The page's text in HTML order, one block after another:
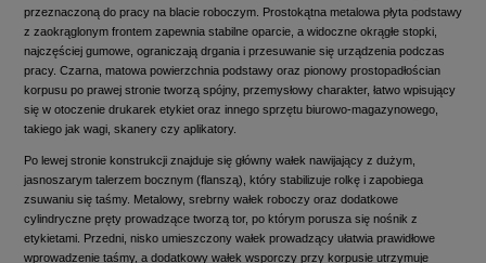
przeznaczoną do pracy na blacie roboczym. Prostokątna metalowa płyta podstawy
z zaokrąglonym frontem zapewnia stabilne oparcie, a widoczne okrągłe stopki,
najczęściej gumowe, ograniczają drgania i przesuwanie się urządzenia podczas
pracy. Czarna, matowa powierzchnia podstawy oraz pionowy prostopadłościan
korpusu po prawej stronie tworzą spójny, przemysłowy charakter, łatwo wpisujący
się w otoczenie drukarek etykiet oraz innego sprzętu biurowo-magazynowego,
takiego jak wagi, skanery czy aplikatory.
Po lewej stronie konstrukcji znajduje się główny wałek nawijający z dużym,
jasnoszarym talerzem bocznym (flanszą), który stabilizuje rolkę i zapobiega
zsuwaniu się taśmy. Metalowy, srebrny wałek roboczy oraz dodatkowe
cylindryczne pręty prowadzące tworzą tor, po którym porusza się nośnik z
etykietami. Przedni, nisko umieszczony wałek prowadzący ułatwia prawidłowe
wprowadzenie taśmy, a dodatkowy wałek wsporczy przy korpusie utrzymuje